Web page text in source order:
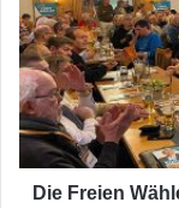
Wähler
starteten
mit
der
"Wirtshausmusi"
in
ihren
ersten
Die Freien